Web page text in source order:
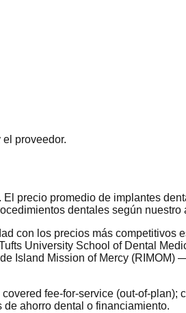
proveedor.
precio promedio de implantes
dentales según nuestro
con los precios más competitivos
University School of Dental
Island Mission of Mercy (RIMOM)
fee-for-service (out-of-plan);
ahorro dental o financiamiento.